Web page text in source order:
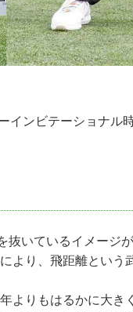
ンビテーショナル
抜いているイメージ
より、飛距離という
よりもはるかに大き